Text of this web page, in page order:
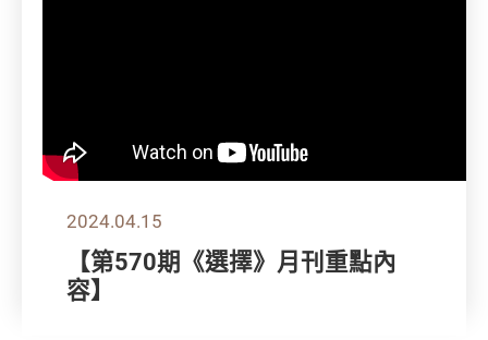
2024.04.15
【第570期《選擇》月刊重點內
容】